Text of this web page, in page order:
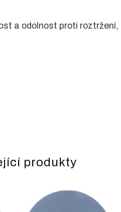
a odolnost proti
produkty